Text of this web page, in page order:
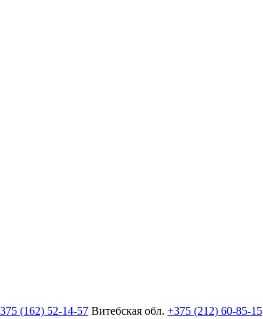
(162) 52-14-57 Витебская обл. +375 (212) 60-85-15